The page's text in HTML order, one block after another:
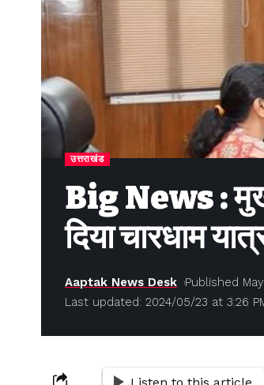
उत्तराखंड
Big News :
दिया चारधाम
Last updated: 2024/05/23 at 3:26
Aaptak News Desk Published